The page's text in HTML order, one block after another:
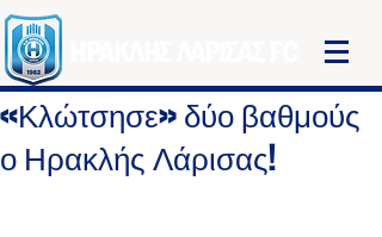
«Κλώτσησε» δύο βαθμούς
ο Ηρακλής Λάρισας!